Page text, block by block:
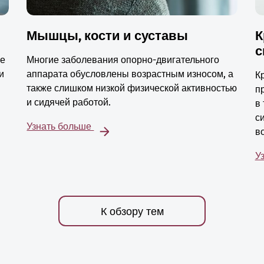
Мышцы, кости и суставы
Многие заболевания опорно-двигательного
аппарата обусловлены возрастным износом, а
также слишком низкой физической активностью
и сидячей работой.
Узнать больше
в
К обзору тем